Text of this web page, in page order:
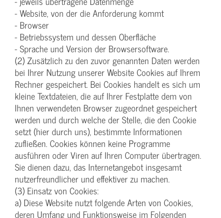
- Website, von der die Anforderung kommt
- Browser
- Betriebssystem und dessen Oberfläche
- Sprache und Version der Browsersoftware.
(2) Zusätzlich zu den zuvor genannten Daten werden
bei Ihrer Nutzung unserer Website Cookies auf Ihrem
Rechner gespeichert. Bei Cookies handelt es sich um
kleine Textdateien, die auf Ihrer Festplatte dem von
Ihnen verwendeten Browser zugeordnet gespeichert
werden und durch welche der Stelle, die den Cookie
setzt (hier durch uns), bestimmte Informationen
zufließen. Cookies können keine Programme
ausführen oder Viren auf Ihren Computer übertragen.
Sie dienen dazu, das Internetangebot insgesamt
nutzerfreundlicher und effektiver zu machen.
(3) Einsatz von Cookies:
a) Diese Website nutzt folgende Arten von Cookies,
deren Umfang und Funktionsweise im Folgenden